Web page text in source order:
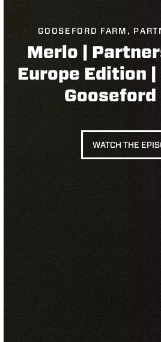
GOOSEFORD FARM,
Merlo |
Europe Edition |
Gooseford
WATCH THE